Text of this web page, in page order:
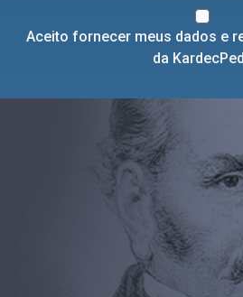
Aceito fornecer meus dados e
da